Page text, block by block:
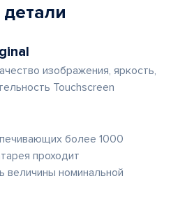
изображения, яркость,
Touchscreen
более 1000
проходит
величины номинальной